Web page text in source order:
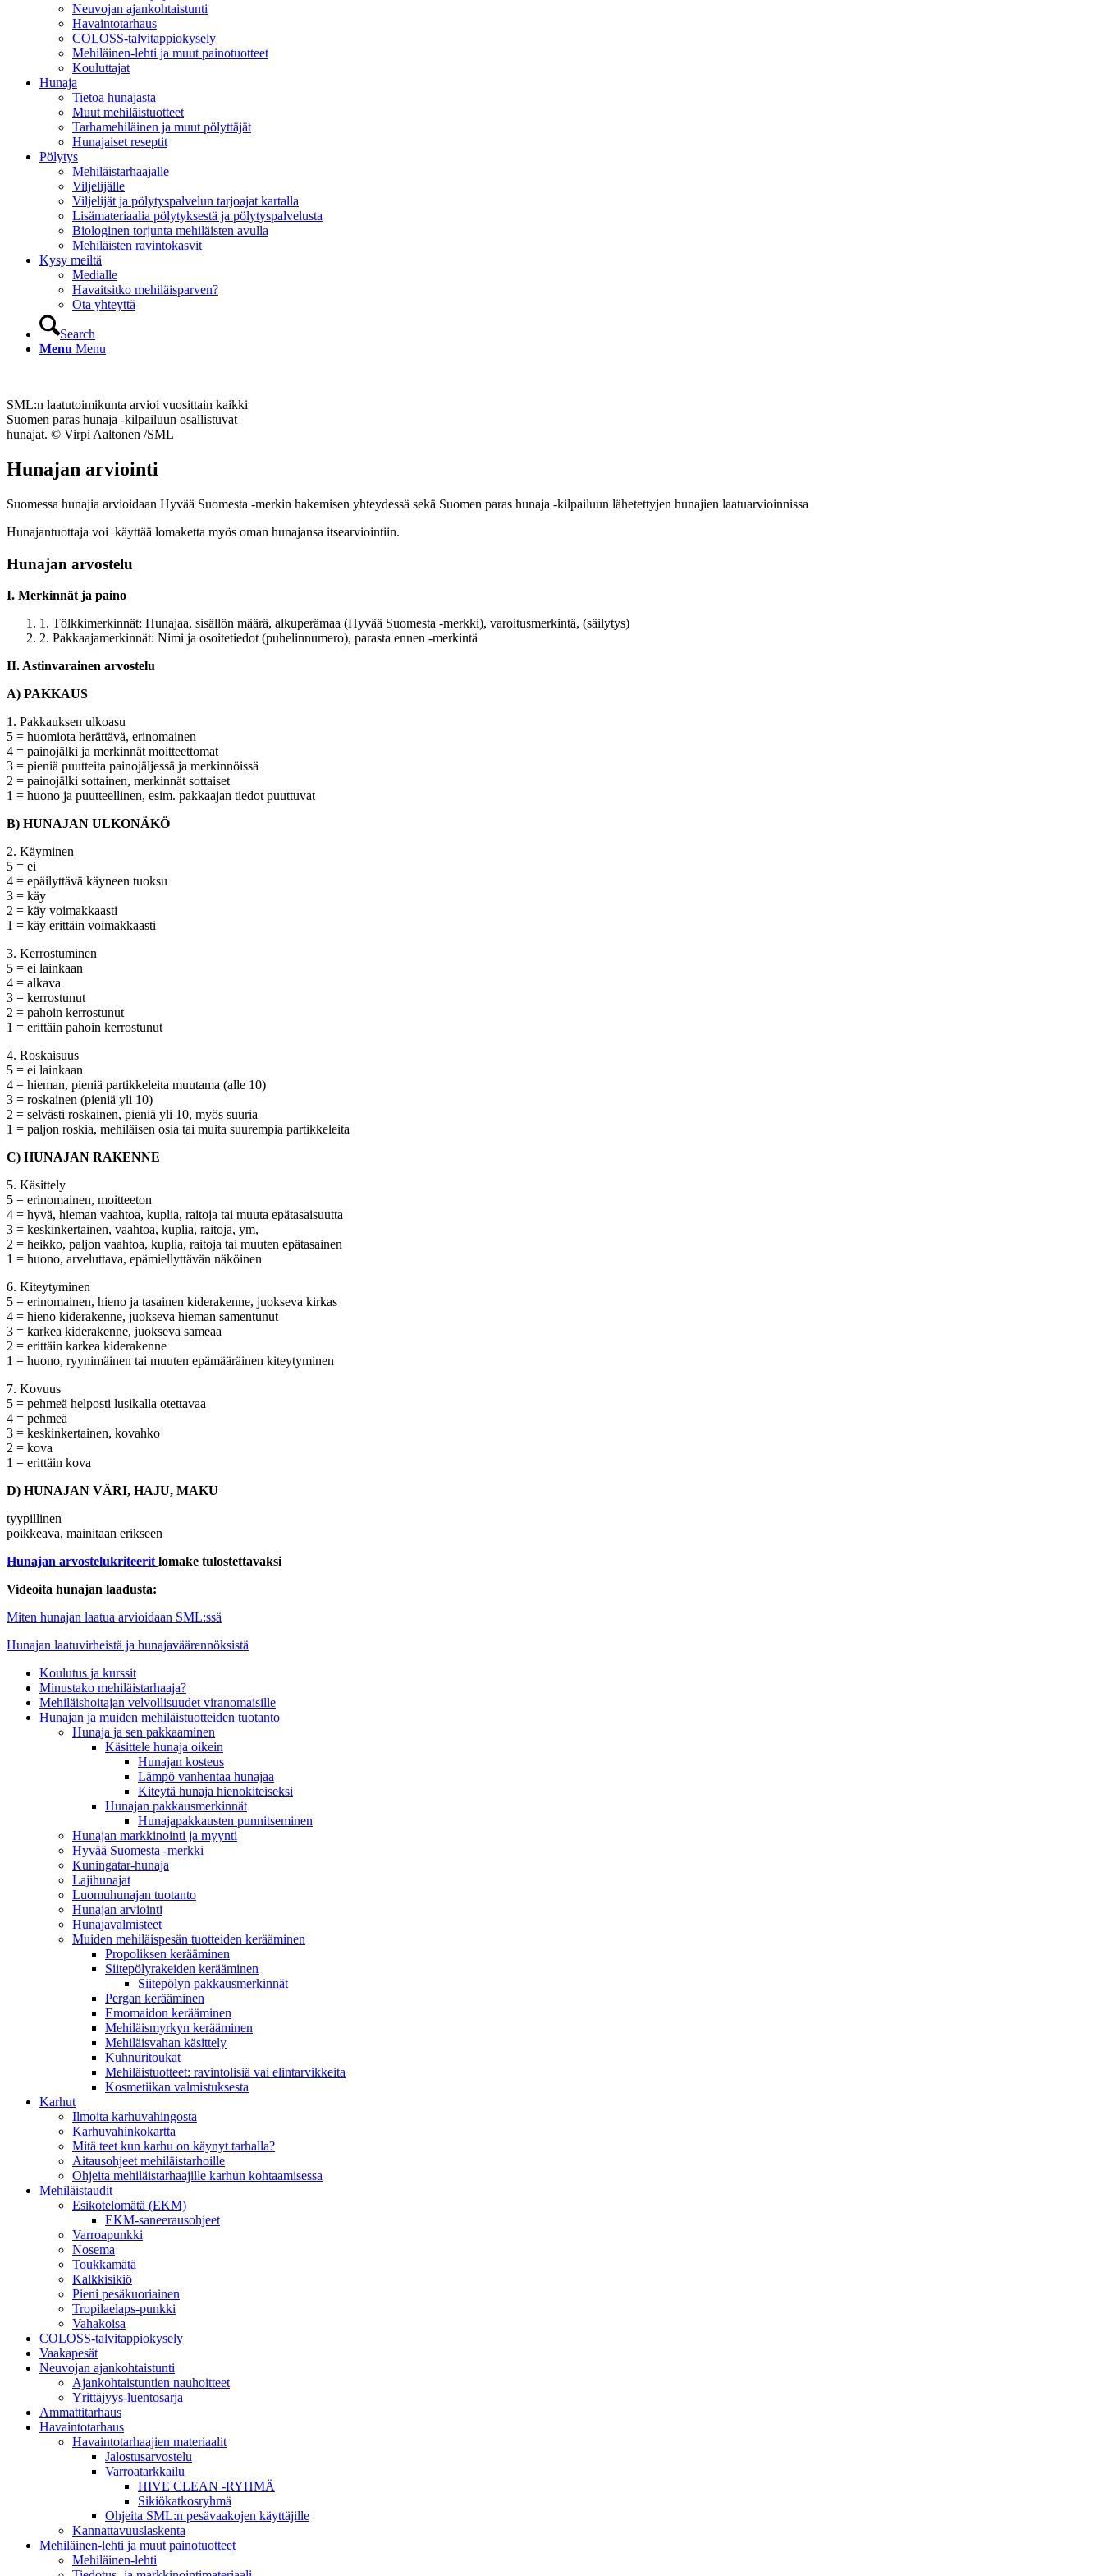
Neuvojan ajankohtaistunti
Havaintotarhaus
COLOSS-talvitappiokysely
Mehiläinen-lehti ja muut painotuotteet
Kouluttajat
Hunaja
Tietoa hunajasta
Muut mehiläistuotteet
Tarhamehiläinen ja muut pölyttäjät
Hunajaiset reseptit
Pölytys
Mehiläistarhaajalle
Viljelijälle
Viljelijät ja pölytyspalvelun tarjoajat kartalla
Lisämateriaalia pölytyksestä ja pölytyspalvelusta
Biologinen torjunta mehiläisten avulla
Mehiläisten ravintokasvit
Kysy meiltä
Medialle
Havaitsitko mehiläisparven?
Ota yhteyttä
Search
Menu Menu
SML:n laatutoimikunta arvioi vuosittain kaikki
Suomen paras hunaja -kilpailuun osallistuvat
hunajat. © Virpi Aaltonen /SML
Hunajan arviointi
Suomessa hunajia arvioidaan Hyvää Suomesta -merkin hakemisen yhteydessä sekä Suomen paras hunaja -kilpailuun lähetettyjen hunajien laatuarvioinnissa
Hunajantuottaja voi käyttää lomaketta myös oman hunajansa itsearviointiin.
Hunajan arvostelu
I. Merkinnät ja paino
1. Tölkkimerkinnät: Hunajaa, sisällön määrä, alkuperämaa (Hyvää Suomesta -merkki), varoitusmerkintä, (säilytys)
2. Pakkaajamerkinnät: Nimi ja osoitetiedot (puhelinnumero), parasta ennen -merkintä
II. Astinvarainen arvostelu
A) PAKKAUS
1. Pakkauksen ulkoasu
5 = huomiota herättävä, erinomainen
4 = painojälki ja merkinnät moitteettomat
3 = pieniä puutteita painojäljessä ja merkinnöissä
2 = painojälki sottainen, merkinnät sottaiset
1 = huono ja puutteellinen, esim. pakkaajan tiedot puuttuvat
B) HUNAJAN ULKONÄKÖ
2. Käyminen
5 = ei
4 = epäilyttävä käyneen tuoksu
3 = käy
2 = käy voimakkaasti
1 = käy erittäin voimakkaasti
3. Kerrostuminen
5 = ei lainkaan
4 = alkava
3 = kerrostunut
2 = pahoin kerrostunut
1 = erittäin pahoin kerrostunut
4. Roskaisuus
5 = ei lainkaan
4 = hieman, pieniä partikkeleita muutama (alle 10)
3 = roskainen (pieniä yli 10)
2 = selvästi roskainen, pieniä yli 10, myös suuria
1 = paljon roskia, mehiläisen osia tai muita suurempia partikkeleita
C) HUNAJAN RAKENNE
5. Käsittely
5 = erinomainen, moitteeton
4 = hyvä, hieman vaahtoa, kuplia, raitoja tai muuta epätasaisuutta
3 = keskinkertainen, vaahtoa, kuplia, raitoja, ym,
2 = heikko, paljon vaahtoa, kuplia, raitoja tai muuten epätasainen
1 = huono, arveluttava, epämiellyttävän näköinen
6. Kiteytyminen
5 = erinomainen, hieno ja tasainen kiderakenne, juokseva kirkas
4 = hieno kiderakenne, juokseva hieman samentunut
3 = karkea kiderakenne, juokseva sameaa
2 = erittäin karkea kiderakenne
1 = huono, ryynimäinen tai muuten epämääräinen kiteytyminen
7. Kovuus
5 = pehmeä helposti lusikalla otettavaa
4 = pehmeä
3 = keskinkertainen, kovahko
2 = kova
1 = erittäin kova
D) HUNAJAN VÄRI, HAJU, MAKU
tyypillinen
poikkeava, mainitaan erikseen
Hunajan arvostelukriteerit lomake tulostettavaksi
Videoita hunajan laadusta:
Miten hunajan laatua arvioidaan SML:ssä
Hunajan laatuvirheistä ja hunajaväärennöksistä
Koulutus ja kurssit
Minustako mehiläistarhaaja?
Mehiläishoitajan velvollisuudet viranomaisille
Hunajan ja muiden mehiläistuotteiden tuotanto
Hunaja ja sen pakkaaminen
Käsittele hunaja oikein
Hunajan kosteus
Lämpö vanhentaa hunajaa
Kiteytä hunaja hienokiteiseksi
Hunajan pakkausmerkinnät
Hunajapakkausten punnitseminen
Hunajan markkinointi ja myynti
Hyvää Suomesta -merkki
Kuningatar-hunaja
Lajihunajat
Luomuhunajan tuotanto
Hunajan arviointi
Hunajavalmisteet
Muiden mehiläispesän tuotteiden kerääminen
Propoliksen kerääminen
Siitepölyrakeiden kerääminen
Siitepölyn pakkausmerkinnät
Pergan kerääminen
Emomaidon kerääminen
Mehiläismyrkyn kerääminen
Mehiläisvahan käsittely
Kuhnuritoukat
Mehiläistuotteet: ravintolisiä vai elintarvikkeita
Kosmetiikan valmistuksesta
Karhut
Ilmoita karhuvahingosta
Karhuvahinkokartta
Mitä teet kun karhu on käynyt tarhalla?
Aitausohjeet mehiläistarhoille
Ohjeita mehiläistarhaajille karhun kohtaamisessa
Mehiläistaudit
Esikotelomätä (EKM)
EKM-saneerausohjeet
Varroapunkki
Nosema
Toukkamätä
Kalkkisikiö
Pieni pesäkuoriainen
Tropilaelaps-punkki
Vahakoisa
COLOSS-talvitappiokysely
Vaakapesät
Neuvojan ajankohtaistunti
Ajankohtaistuntien nauhoitteet
Yrittäjyys-luentosarja
Ammattitarhaus
Havaintotarhaus
Havaintotarhaajien materiaalit
Jalostusarvostelu
Varroatarkkailu
HIVE CLEAN -RYHMÄ
Sikiökatkosryhmä
Ohjeita SML:n pesävaakojen käyttäjille
Kannattavuuslaskenta
Mehiläinen-lehti ja muut painotuotteet
Mehiläinen-lehti